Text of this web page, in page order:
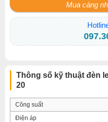
Mua càng
Thông số kỹ thuật đèn
20
Công suất
Điện áp